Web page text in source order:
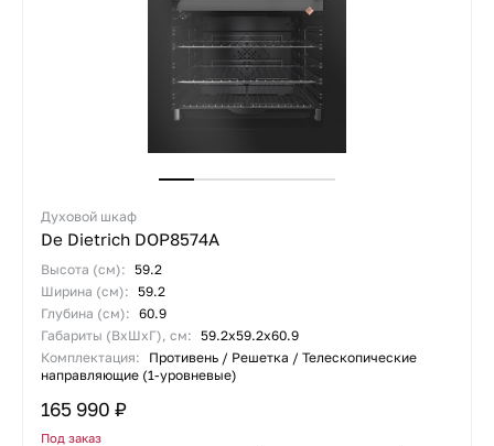
Духовой шкаф
De Dietrich DOP8574A
Высота (см): 59.2
Ширина (см): 59.2
Глубина (см): 60.9
Габариты (ВхШхГ), см: 59.2х59.2х60.9
Комплектация:
Противень / Решетка / Телескопические
направляющие (1-уровневые)
165 990 ₽
Под заказ